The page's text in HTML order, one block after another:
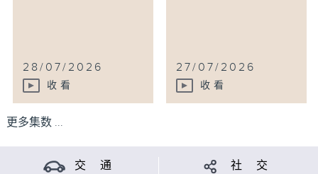
28/07/2026
收看
27/07/2026
收看
更多集数 ...
交 通 社 交